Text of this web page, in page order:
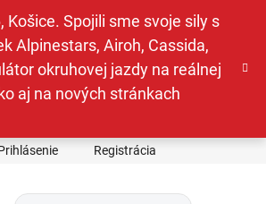
Spojili sme svoje sily s
Alpinestars, Airoh, Cassida,
okruhovej jazdy na reálnej
aj na nových stránkach
Registrácia